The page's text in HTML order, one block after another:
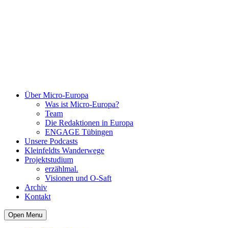
Über Micro-Europa
Was ist Micro-Europa?
Team
Die Redaktionen in Europa
ENGAGE Tübingen
Unsere Podcasts
Kleinfeldts Wanderwege
Projektstudium
erzählmal.
Visionen und O-Saft
Archiv
Kontakt
Open Menu